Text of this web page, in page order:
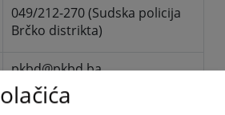
049/212-270 (Sudska policija
Brčko distrikta)
pkbd@pkbd.ba
4600069620002